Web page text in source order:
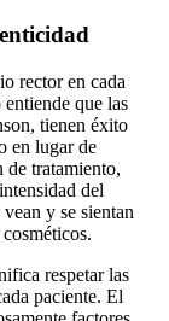
rector en cada
que las
tienen éxito
en lugar de
tratamiento,
del
y se sientan
respetar las
paciente. El